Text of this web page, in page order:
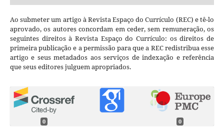
Ao submeter um artigo à Revista Espaço do Currículo (REC) e tê-lo
aprovado, os autores concordam em ceder, sem remuneração, os
seguintes direitos à Revista Espaço do Currículo: os direitos de
primeira publicação e a permissão para que a REC redistribua esse
artigo e seus metadados aos serviços de indexação e referência
que seus editores julguem apropriados.
0 0